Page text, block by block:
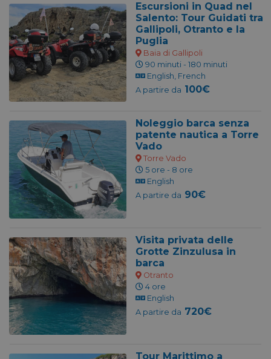
Escursioni in Quad nel
Salento: Tour Guidati tra
Gallipoli, Otranto e la
Puglia
Baia di Gallipoli
90 minuti - 180 minuti
English, French
A partire da 100€
Noleggio barca senza
patente nautica a Torre
Vado
Torre Vado
5 ore - 8 ore
English
A partire da 90€
Visita privata delle
Grotte Zinzulusa in
barca
Otranto
4 ore
English
A partire da 720€
Tour Marittimo a